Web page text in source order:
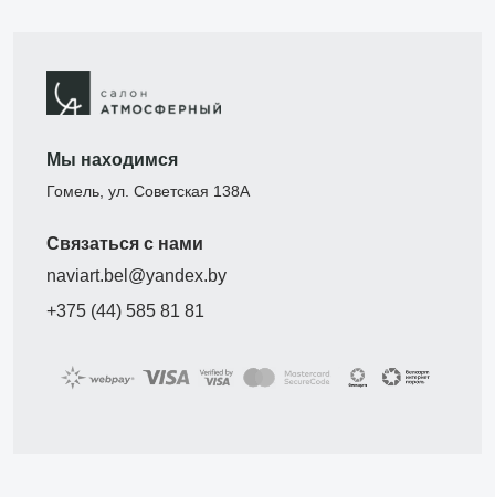
Мы находимся
Гомель, ул. Советская 138А
Связаться с нами
naviart.bel@yandex.by
+375 (44) 585 81 81